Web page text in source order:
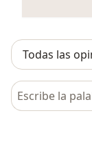
Busca en